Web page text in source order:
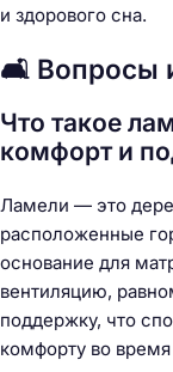
и здорового сна.
🛋️ Вопросы
Что такое
комфорт и
Ламели — это
расположенные
основание для
вентиляцию,
поддержку, что
комфорту во время